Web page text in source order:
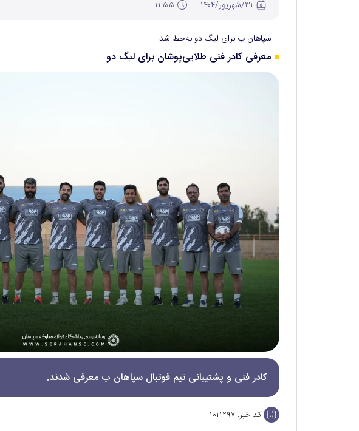
سپاهان ب برای لیگ دو به‌خط شد
معرفی کادر فنی طلایی‌پوشان برای لیگ دو
کادر فنی و پشتیبانی تیم فوتبال سپاهان ب معرفی شدند.
کد خبر: ۱۰۱۱۲۹۷